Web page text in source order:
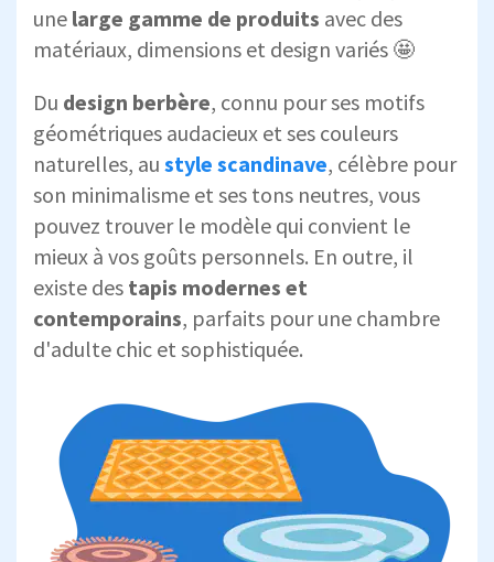
une large gamme de produits avec des
matériaux, dimensions et design variés 🤩
Du design berbère, connu pour ses motifs
géométriques audacieux et ses couleurs
naturelles, au style scandinave, célèbre pour
son minimalisme et ses tons neutres, vous
pouvez trouver le modèle qui convient le
mieux à vos goûts personnels. En outre, il
existe des tapis modernes et
contemporains, parfaits pour une chambre
d'adulte chic et sophistiquée.